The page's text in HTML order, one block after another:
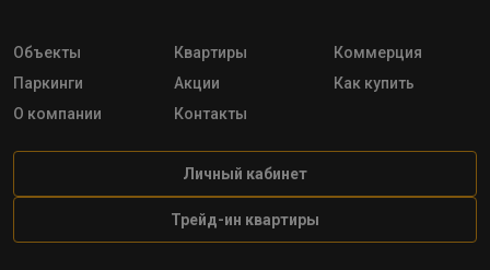
Объекты Квартиры
Коммерция
Паркинги
Акции
Как купить
О компании
Контакты
Личный кабинет
Трейд-ин квартиры